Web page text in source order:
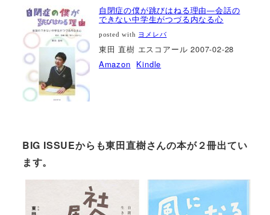
自閉症の僕が跳びはねる理由―会話の
できない中学生がつづる内なる心
posted with ヨメレバ
東田 直樹 エスコアール 2007-02-28
Amazon Kindle
BIG ISSUEからも東田直樹さんの本が２冊出てい
ます。